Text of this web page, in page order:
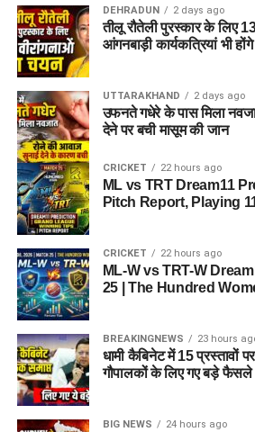
DEHRADUN 2 days ago
तीलू रौतेली पुरस्कार के लिए
आंगनबाड़ी कार्यकत्रियां भी
UTTARAKHAND 2 days ago
उफनते गधेरे के पास मिला
देने पर बची मासूम की जान
CRICKET 22 hours ago
ML vs TRT Dream11
Pitch Report, Playing
CRICKET 22 hours ago
ML-W vs TRT-W
25 | The Hundred
BREAKINGNEWS 23 hours
धामी कैबिनेट में 15 प्रस्तावों
गौपालकों के लिए गए बड़े फैसले
BIG NEWS 24 hours ago